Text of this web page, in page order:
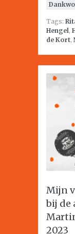
Tags:
Hengel,
de Kort,
Mijn
bij de
2023